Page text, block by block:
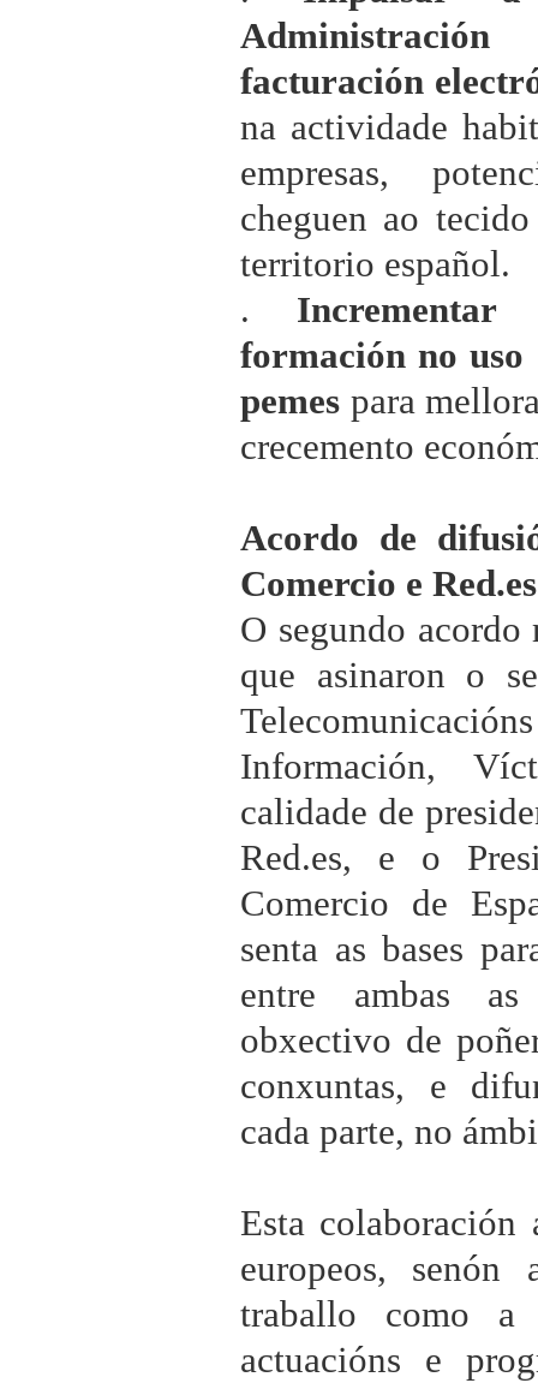
facturación
na actividade
empresas,
cheguen ao
territorio español.
.
formación no uso
pemes para
crecemento
Acordo de
Comercio e Red.es
O segundo
que asinaron o
Información,
calidade de
Red.es, e o
Comercio de
senta as bases
entre ambas
obxectivo de
conxuntas, e
cada parte, no
Esta colaboración
europeos, senón
traballo como a
actuacións e